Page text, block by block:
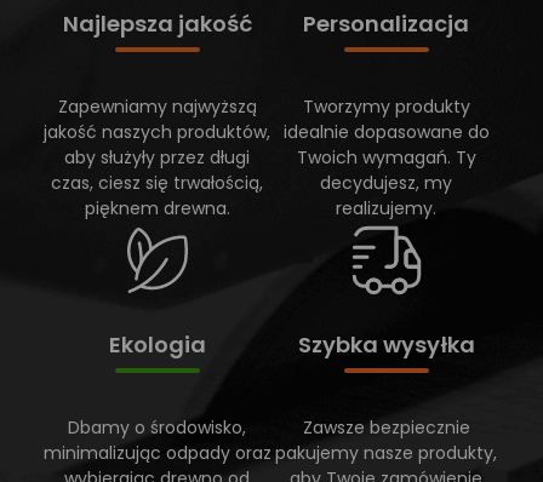
Najlepsza jakość
Zapewniamy najwyższą
jakość naszych produktów,
aby służyły przez długi
czas, ciesz się trwałością,
pięknem drewna.
Personalizacja
Tworzymy produkty
idealnie dopasowane do
Twoich wymagań. Ty
decydujesz, my
realizujemy.
Ekologia
Dbamy o środowisko,
minimalizując odpady oraz
Szybka wysyłka
Zawsze bezpiecznie
pakujemy nasze produkty,